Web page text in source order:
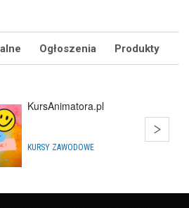
Ogłoszenia Produkty
Estate Polska
BIURA NIERUCHOMOŚCI